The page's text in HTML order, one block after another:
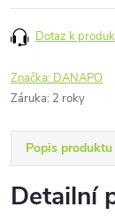
Dotaz k
Značka: DANAPO
Záruka: 2 roky
Popis produktu
Detailní